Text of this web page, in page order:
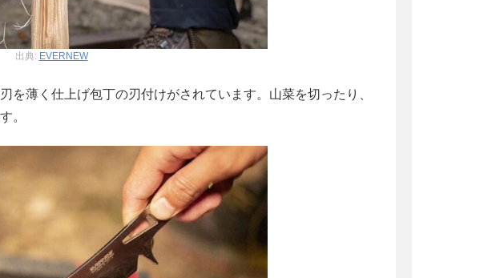
出典: EVERNEW
を薄く仕上げ包丁の刃付けがされています。山菜を切ったり、
。